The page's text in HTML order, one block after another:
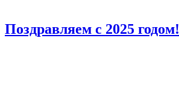
Поздравляем с 2025 годом!